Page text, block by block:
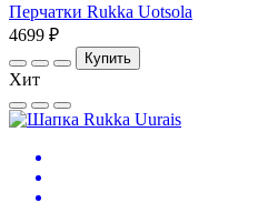
Перчатки Rukka Uotsola
4699 ₽
Купить
Хит